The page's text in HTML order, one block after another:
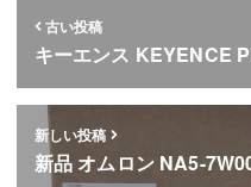
古い投稿
キーエンス KEYENCE
新しい投稿
新品 オムロン NA5-